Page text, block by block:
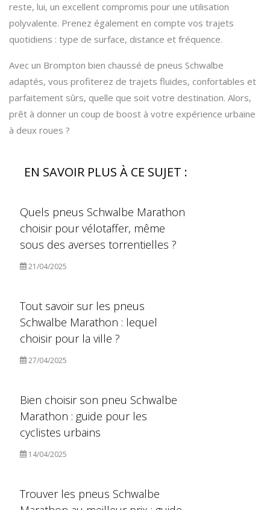
reste, lui, un excellent compromis pour une utilisation
polyvalente. Prenez également en compte vos trajets
quotidiens : type de surface, distance et fréquence.
Avec un Brompton bien chaussé de pneus Schwalbe
adaptés, vous profiterez de trajets fluides, confortables et
parfaitement sûrs, quelle que soit votre destination. Alors,
prêt à donner un coup de boost à votre expérience urbaine
à deux roues ?
EN SAVOIR PLUS À CE SUJET :
Quels pneus Schwalbe Marathon
choisir pour vélotaffer, même
sous des averses torrentielles ?
21/04/2025
Tout savoir sur les pneus
Schwalbe Marathon : lequel
choisir pour la ville ?
27/04/2025
Bien choisir son pneu Schwalbe
Marathon : guide pour les
cyclistes urbains
14/04/2025
Trouver les pneus Schwalbe